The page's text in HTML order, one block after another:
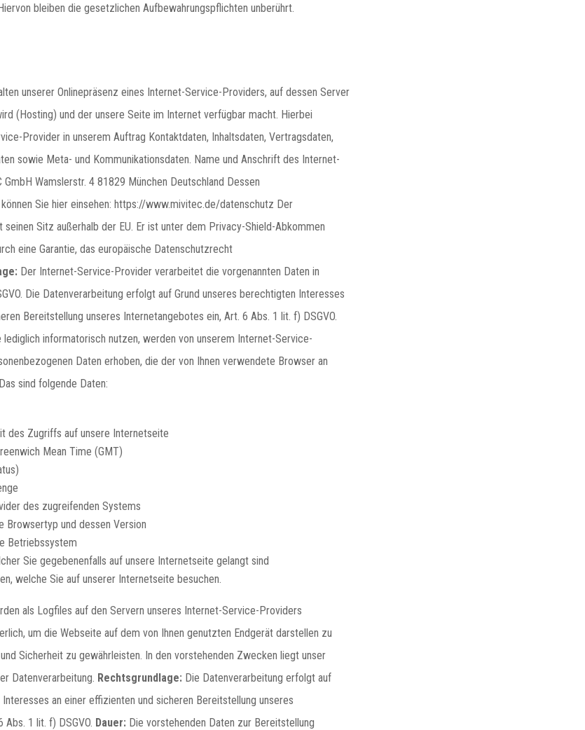
bleiben die gesetzlichen Aufbewahrungspflichten unberührt.
unserer Onlinepräsenz eines Internet-Service-Providers, auf dessen Server
(Hosting) und der unsere Seite im Internet verfügbar macht. Hierbei
Provider in unserem Auftrag Kontaktdaten, Inhaltsdaten, Vertragsdaten,
sowie Meta- und Kommunikationsdaten. Name und Anschrift des Internet-
Wamslerstr. 4 81829 München Deutschland Dessen
Sie hier einsehen: https://www.mivitec.de/datenschutz Der
Sitz außerhalb der EU. Er ist unter dem Privacy-Shield-Abkommen
eine Garantie, das europäische Datenschutzrecht
Der Internet-Service-Provider verarbeitet die vorgenannten Daten in
Die Datenverarbeitung erfolgt auf Grund unseres berechtigten Interesses
Bereitstellung unseres Internetangebotes ein, Art. 6 Abs. 1 lit. f) DSGVO.
informatorisch nutzen, werden von unserem Internet-Service-
Daten erhoben, die der von Ihnen verwendete Browser an
sind folgende Daten:
des Zugriffs auf unsere Internetseite
Mean Time (GMT)
des zugreifenden Systems
Browsertyp und dessen Version
Betriebssystem
Sie gegebenenfalls auf unsere Internetseite gelangt sind
welche Sie auf unserer Internetseite besuchen.
als Logfiles auf den Servern unseres Internet-Service-Providers
um die Webseite auf dem von Ihnen genutzten Endgerät darstellen zu
Sicherheit zu gewährleisten. In den vorstehenden Zwecken liegt unser
Datenverarbeitung. Rechtsgrundlage: Die Datenverarbeitung erfolgt auf
an einer effizienten und sicheren Bereitstellung unseres
1 lit. f) DSGVO. Dauer: Die vorstehenden Daten zur Bereitstellung